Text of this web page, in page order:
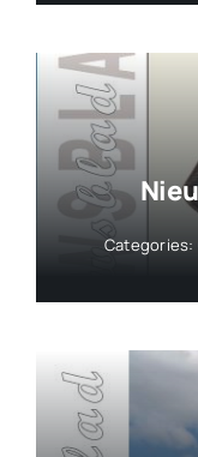
Categories: